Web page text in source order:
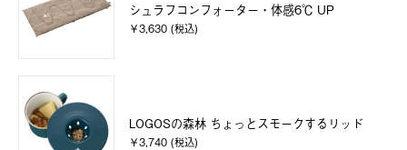
シュラフコンフォーター・体感6℃ UP
￥3,630 (税込)
LOGOSの森林 ちょっとスモークするリッド
￥3,740 (税込)